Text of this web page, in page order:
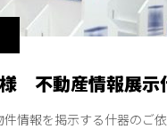
不動産情報展示
情報を掲示する什器のご